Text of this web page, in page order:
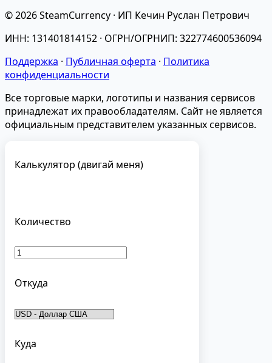
© 2026 SteamCurrency · ИП Кечин Руслан Петрович
ИНН: 131401814152 · ОГРН/ОГРНИП: 322774600536094
Поддержка · Публичная оферта · Политика
конфиденциальности
Все торговые марки, логотипы и названия сервисов
принадлежат их правообладателям. Сайт не является
официальным представителем указанных сервисов.
Калькулятор (двигай меня)
Количество
Откуда
Куда